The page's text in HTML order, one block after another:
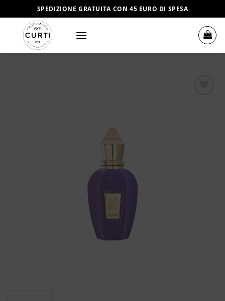
ai
contenuti
SPEDIZIONE GRATUITA CON 45 EURO DI SPESA